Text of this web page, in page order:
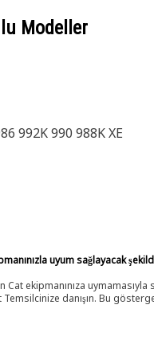
Modeller
992K 990 988K XE
uyum sağlayacak
ekipmanınıza
danışın. Bu